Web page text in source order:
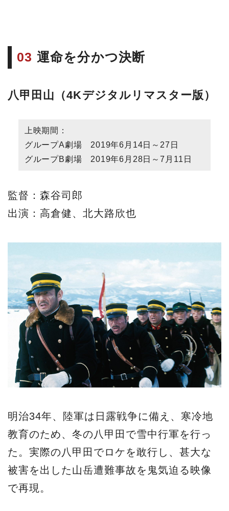
03 運命を分かつ決断
八甲田山（4Kデジタルリマスター版）
上映期間：
グループA劇場 2019年6月14日～27日
グループB劇場 2019年6月28日～7月11日
監督：森谷司郎
出演：高倉健、北大路欣也
明治34年、陸軍は日露戦争に備え、寒冷地
教育のため、冬の八甲田で雪中行軍を行っ
た。実際の八甲田でロケを敢行し、甚大な
被害を出した山岳遭難事故を鬼気迫る映像
で再現。